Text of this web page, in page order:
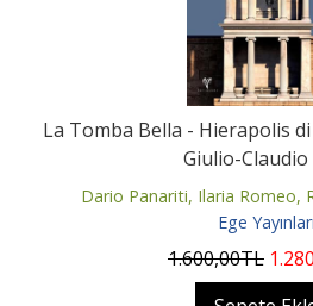
La Tomba Bella - Hierapolis
Giulio-Claudio
Dario Panariti, Ilaria Romeo,
Ege Yayınları
1.600,00TL 1.280